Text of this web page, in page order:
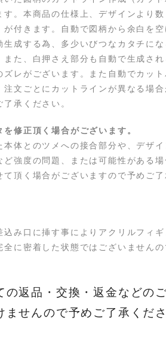
す。本商品の仕様上、デザインより
が付きます。自動で図柄から余白を
生成する為、多少いびつなカタチに
また、白押さえ部分も自動で生成さ
ズレがございます。また自動でカッ
注文ごとにカットラインが異なる場
承ください。
修正頂く場合がございます。
本体とのツメへの接合部分や、デザ
ど強度の問題、または可能性がある
て頂く場合がございますので予めご
込み口に挿す事によりアクリルフィ
全に密着した状態ではございません
返品・交換・返金などの
ませんので予めご了承くだ